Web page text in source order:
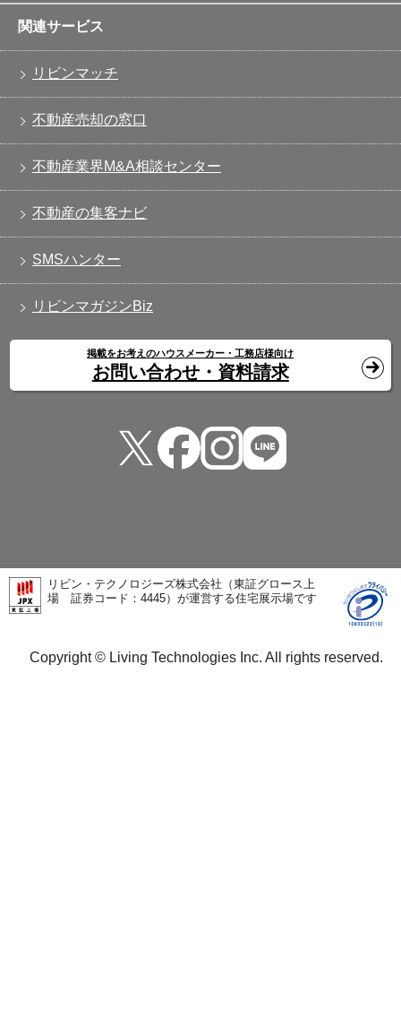
関連サービス
リビンマッチ
不動産売却の窓口
不動産業界M&A相談センター
不動産の集客ナビ
SMSハンター
リビンマガジンBiz
掲載をお考えのハウスメーカー・工務店様向け
お問い合わせ・資料請求
リビン・テクノロジーズ株式会社（東証グロース上
場 証券コード：4445）が運営する住宅展示場です
Copyright © Living Technologies Inc. All rights reserved.